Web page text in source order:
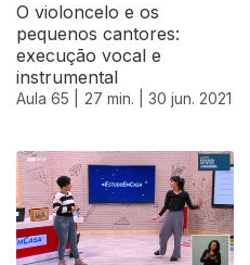
O violoncelo e os
pequenos cantores:
execução vocal e
instrumental
Aula 65 | 27 min. | 30 jun. 2021
556634